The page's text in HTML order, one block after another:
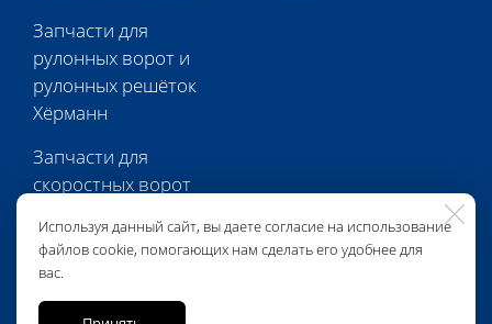
Используя данный сайт, вы даете согласие на использование
файлов cookie, помогающих нам сделать его удобнее для
вас.
Запчасти для
рулонных ворот и
рулонных решёток
Хёрманн
Запчасти для
скоростных ворот
Запчасти для
перегрузочной
техники Хёрманн